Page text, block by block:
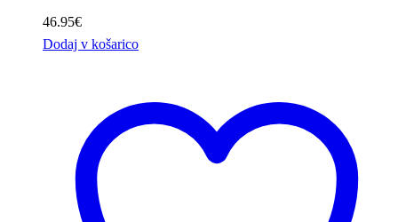
46.95€
Dodaj v košarico